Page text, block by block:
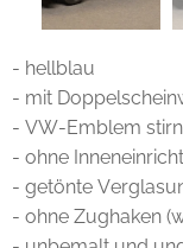
- hellblau
- mit
- VW-Emblem
- ohne
- getönte
- ohne Zughaken